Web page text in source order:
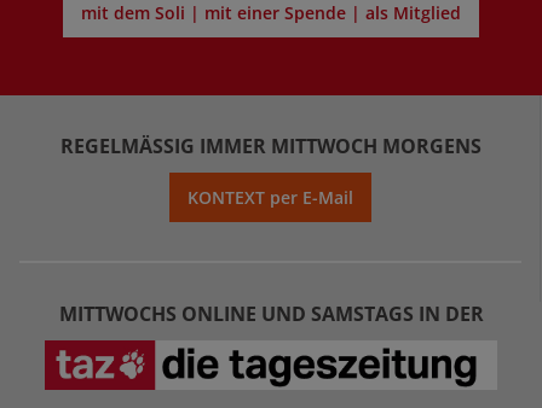
mit dem Soli | mit einer Spende | als Mitglied
REGELMÄSSIG IMMER MITTWOCH MORGENS
KONTEXT per E-Mail
MITTWOCHS ONLINE UND SAMSTAGS IN DER